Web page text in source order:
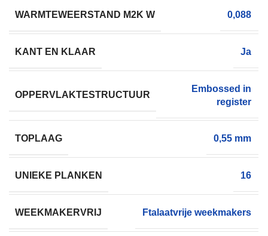
WARMTEWEERSTAND M2K W 0,088
KANT EN KLAAR Ja
OPPERVLAKTESTRUCTUUR
Embossed in
register
TOPLAAG 0,55 mm
UNIEKE PLANKEN 16
WEEKMAKERVRIJ Ftalaatvrije weekmakers